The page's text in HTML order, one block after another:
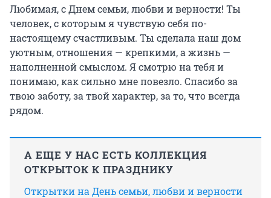
Любимая, с Днем семьи, любви и верности! Ты
человек, с которым я чувствую себя по-
настоящему счастливым. Ты сделала наш дом
уютным, отношения — крепкими, а жизнь —
наполненной смыслом. Я смотрю на тебя и
понимаю, как сильно мне повезло. Спасибо за
твою заботу, за твой характер, за то, что всегда
рядом.
А ЕЩЕ У НАС ЕСТЬ КОЛЛЕКЦИЯ
ОТКРЫТОК К ПРАЗДНИКУ
Открытки на День семьи, любви и верности